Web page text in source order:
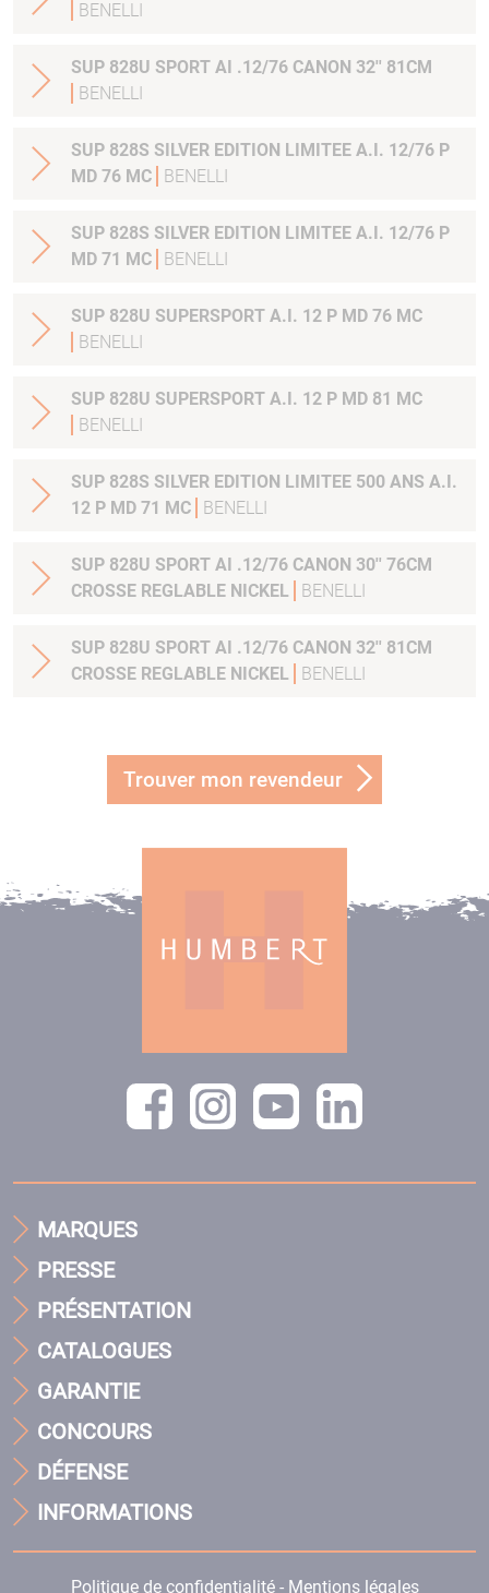
BENELLI
SUP 828U SPORT AI .12/76 CANON 32'' 81CM
BENELLI
SUP 828S SILVER EDITION LIMITEE A.I. 12/76 P
MD 76 MC
BENELLI
SUP 828S SILVER EDITION LIMITEE A.I. 12/76 P
MD 71 MC
BENELLI
SUP 828U SUPERSPORT A.I. 12 P MD 76 MC
BENELLI
SUP 828U SUPERSPORT A.I. 12 P MD 81 MC
BENELLI
SUP 828S SILVER EDITION LIMITEE 500 ANS A.I.
12 P MD 71 MC
BENELLI
SUP 828U SPORT AI .12/76 CANON 30'' 76CM
CROSSE REGLABLE NICKEL
BENELLI
SUP 828U SPORT AI .12/76 CANON 32'' 81CM
CROSSE REGLABLE NICKEL
BENELLI
Trouver mon revendeur
MARQUES
PRESSE
PRÉSENTATION
CATALOGUES
GARANTIE
CONCOURS
DÉFENSE
INFORMATIONS
Politique de confidentialité - Mentions légales